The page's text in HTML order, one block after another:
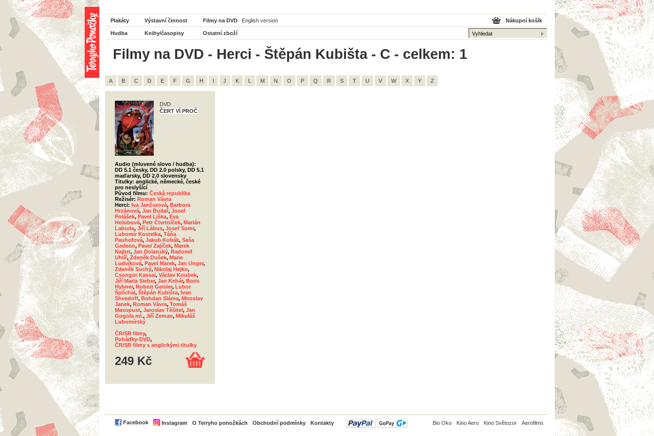
Plakáty Výstavní činnost Filmy na DVD English version
Hudba Knihy/časopisy Ostatní zboží
Nákupní košík
Filmy na DVD - Herci - Štěpán Kubišta - C - celkem: 1
A B C D E F G H I J K L M N O P Q R S T U V W X Y Z
DVD
ČERT VÍ PROČ
Audio (mluvené slovo / hudba):
DD 5.1 česky, DD 2.0 polsky, DD 5.1
maďarsky, DD 2.0 slovensky
Titulky: anglické, německé, české
pro neslyšící
Původ filmu: Česká republika
Režisér: Roman Vávra
Herci: Iva Janžurová, Barbora
Hrzánová, Jan Budař, Josef
Polášek, Pavel Liška, Eva
Holubová, Petr Čtvrtníček, Marián
Labuda, Jiří Lábus, Josef Somr,
Lubomír Kostelka, Táňa
Pauhofová, Jakub Kohák, Saša
Gedeon, Pavel Zajíček, Marek
Najbrt, Jan Dolanský, Radomil
Uhlíř, Zdeněk Dušek, Marie
Ludvíková, Pavel Marek, Jan Unger,
Zdeněk Suchý, Nikolaj Hejko,
Csongor Kassai, Václav Koubek,
Jiří Maria Sieber, Jan Kehár, Boris
Hybner, Robert Geisler, Lubor
Šplíchal, Štěpán Kubišta, Ivan
Shvedoff, Bohdan Sláma, Miroslav
Janek, Roman Vávra, Tomáš
Masopust, Jaroslav Těšitel, Jan
Gogola ml., Jiří Zeman, Mikuláš
Lubomírský
ČR/SR filmy,
Pohádky-DVD,
ČR/SR filmy s anglickými titulky
249 Kč
Facebook Instagram O Terryho ponožkách Obchodní podmínky Kontakty
PayPal Bio Oko Kino Aero Kino Světozor Aerofilms